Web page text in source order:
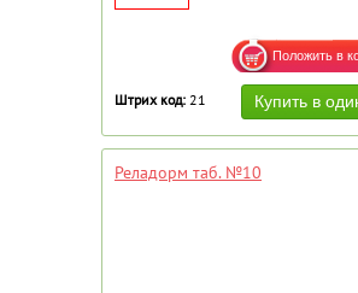
Штрих код: 21
Реладорм таб. №10